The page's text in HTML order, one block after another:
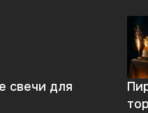
свечи для